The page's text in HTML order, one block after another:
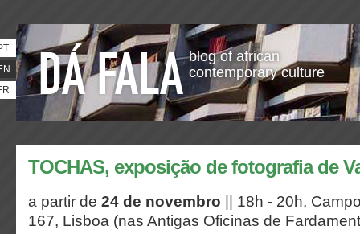
blog of african
contemporary culture
TOCHAS, exposição de fotografia de
a partir de 24 de novembro || 18h - 20h,
167, Lisboa (nas Antigas Oficinas de